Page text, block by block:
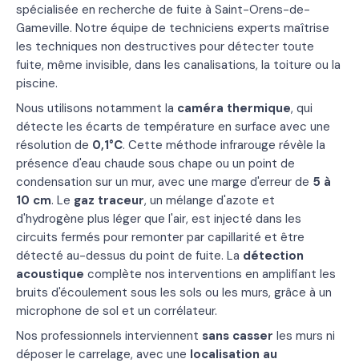
spécialisée en recherche de fuite à Saint-Orens-de-
Gameville. Notre équipe de techniciens experts maîtrise
les techniques non destructives pour détecter toute
fuite, même invisible, dans les canalisations, la toiture ou la
piscine.
Nous utilisons notamment la caméra thermique, qui
détecte les écarts de température en surface avec une
résolution de 0,1°C. Cette méthode infrarouge révèle la
présence d'eau chaude sous chape ou un point de
condensation sur un mur, avec une marge d'erreur de 5 à
10 cm. Le gaz traceur, un mélange d'azote et
d'hydrogène plus léger que l'air, est injecté dans les
circuits fermés pour remonter par capillarité et être
détecté au-dessus du point de fuite. La détection
acoustique complète nos interventions en amplifiant les
bruits d'écoulement sous les sols ou les murs, grâce à un
microphone de sol et un corrélateur.
Nos professionnels interviennent sans casser les murs ni
déposer le carrelage, avec une localisation au